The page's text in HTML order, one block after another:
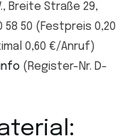
Breite Straße 29,
58 50 (Festpreis 0,20
0,60 €/Anruf)
(Register-Nr. D-